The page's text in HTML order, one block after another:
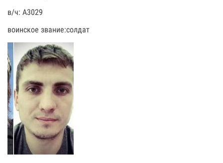
в/ч: А3029
воинское звание:солдат